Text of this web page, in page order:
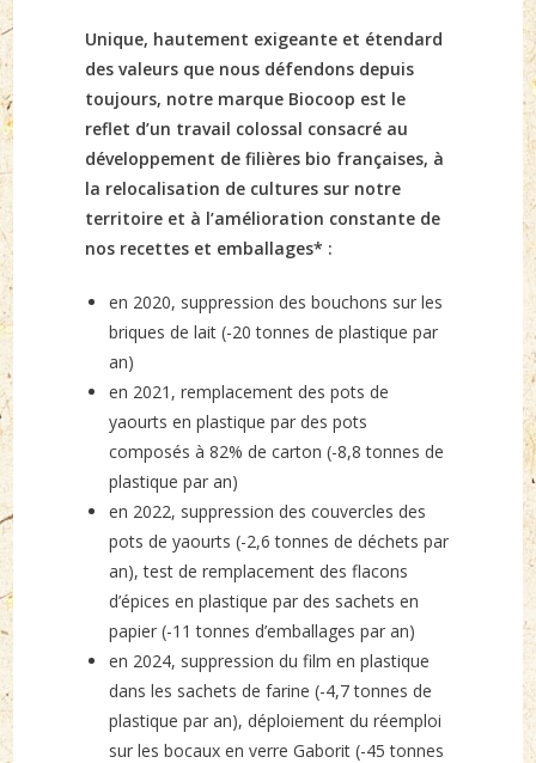
Unique, hautement exigeante et étendard
des valeurs que nous défendons depuis
toujours, notre marque Biocoop est le
reflet d’un travail colossal consacré au
développement de filières bio françaises, à
la relocalisation de cultures sur notre
territoire et à l’amélioration constante de
nos recettes et emballages* :
en 2020, suppression des bouchons sur les
briques de lait (-20 tonnes de plastique par
an)
en 2021, remplacement des pots de
yaourts en plastique par des pots
composés à 82% de carton (-8,8 tonnes de
plastique par an)
en 2022, suppression des couvercles des
pots de yaourts (-2,6 tonnes de déchets par
an), test de remplacement des flacons
d’épices en plastique par des sachets en
papier (-11 tonnes d’emballages par an)
en 2024, suppression du film en plastique
dans les sachets de farine (-4,7 tonnes de
plastique par an), déploiement du réemploi
sur les bocaux en verre Gaborit (-45 tonnes